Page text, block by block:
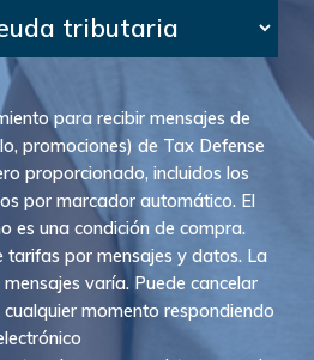
tributaria
para recibir mensajes de
promociones) de Tax Defense
proporcionado, incluidos los
por marcador automático. El
es una condición de compra.
tarifas por mensajes y datos. La
varía. Puede cancelar
cualquier momento respondiendo